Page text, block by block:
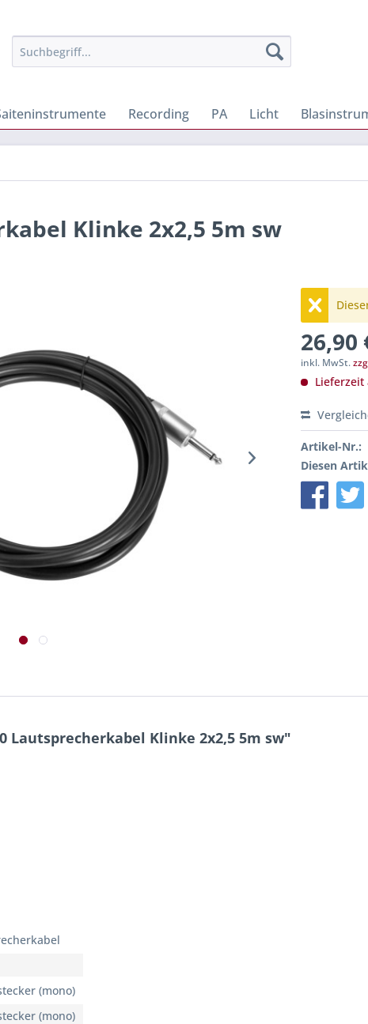
Recording PA Licht
Klinke 2x2,5 5m sw
26,90
inkl. MwSt.
Lieferzeit
Artikel-Nr.:
Diesen
Lautsprecherkabel Klinke 2x2,5 5m sw"
(mono)
(mono)